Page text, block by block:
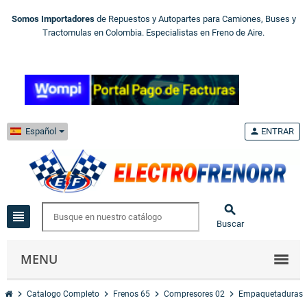
Somos Importadores de Repuestos y Autopartes para Camiones, Buses y
Tractomulas en Colombia. Especialistas en Freno de Aire.
Español
view_headline 
Buscar
person ENTRAR
MENU
chevron_right Catalogo Completo chevron_right Frenos 65 chevron_right Compresores 02 chevron_right Empaquetaduras